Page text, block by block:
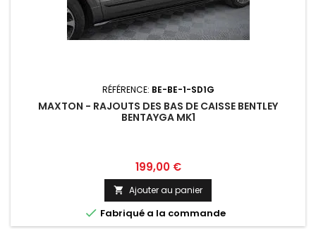
RÉFÉRENCE: BE-BE-1-SD1G
MAXTON - RAJOUTS DES BAS DE CAISSE BENTLEY
BENTAYGA MK1
Prix
199,00 €
 Ajouter au panier
 Fabriqué a la commande